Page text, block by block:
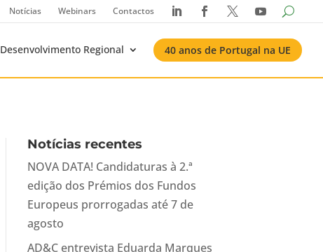
Notícias Webinars Contactos    
Desenvolvimento Regional 40 anos de Portugal na UE
Notícias recentes
NOVA DATA! Candidaturas à 2.ª
edição dos Prémios dos Fundos
Europeus prorrogadas até 7 de
agosto
AD&C entrevista Eduarda Marques